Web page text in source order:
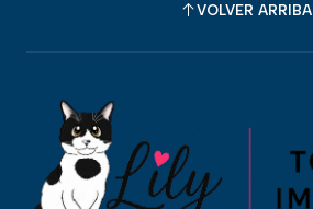
VOLVER ARRIBA